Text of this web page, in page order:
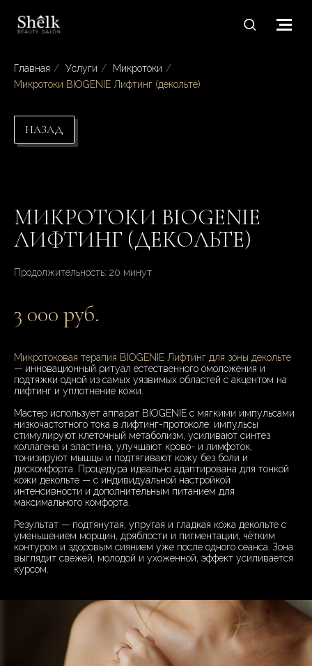
Главная / Услуги / Микротоки /
Микротоки BIOGENIE Лифтинг (декольте)
НАЗАД
МИКРОТОКИ BIOGENIE
ЛИФТИНГ (ДЕКОЛЬТЕ)
Продолжительность: 20 минут
3 000 руб.
Микротоковая терапия BIOGENIE Лифтинг для зоны декольте
— инновационный ритуал естественного омоложения и
подтяжки одной из самых уязвимых областей с акцентом на
лифтинг и уплотнение кожи.
Мастер использует аппарат BIOGENIE с мягкими импульсами
низкочастотного тока в лифтинг-протоколе: импульсы
стимулируют клеточный метаболизм, усиливают синтез
коллагена и эластина, улучшают крово- и лимфоток,
тонизируют мышцы и подтягивают кожу без боли и
дискомфорта. Процедура идеально адаптирована для тонкой
кожи декольте — с индивидуальной настройкой
интенсивности и дополнительным питанием для
максимального комфорта.
Результат — подтянутая, упругая и гладкая кожа декольте с
уменьшением морщин, дряблости и пигментации, чётким
контуром и здоровым сиянием уже после одного сеанса. Зона
выглядит свежей, молодой и ухоженной, эффект усиливается
курсом.